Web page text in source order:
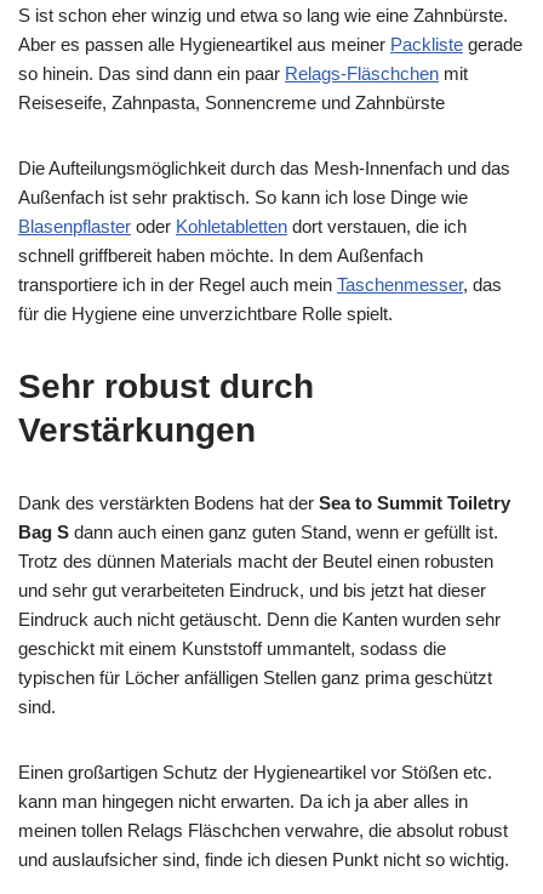
S ist schon eher winzig und etwa so lang wie eine Zahnbürste.
Aber es passen alle Hygieneartikel aus meiner Packliste gerade
so hinein. Das sind dann ein paar Relags-Fläschchen mit
Reiseseife, Zahnpasta, Sonnencreme und Zahnbürste
Die Aufteilungsmöglichkeit durch das Mesh-Innenfach und das
Außenfach ist sehr praktisch. So kann ich lose Dinge wie
Blasenpflaster oder Kohletabletten dort verstauen, die ich
schnell griffbereit haben möchte. In dem Außenfach
transportiere ich in der Regel auch mein Taschenmesser, das
für die Hygiene eine unverzichtbare Rolle spielt.
Sehr robust durch
Verstärkungen
Dank des verstärkten Bodens hat der Sea to Summit Toiletry
Bag S dann auch einen ganz guten Stand, wenn er gefüllt ist.
Trotz des dünnen Materials macht der Beutel einen robusten
und sehr gut verarbeiteten Eindruck, und bis jetzt hat dieser
Eindruck auch nicht getäuscht. Denn die Kanten wurden sehr
geschickt mit einem Kunststoff ummantelt, sodass die
typischen für Löcher anfälligen Stellen ganz prima geschützt
sind.
Einen großartigen Schutz der Hygieneartikel vor Stößen etc.
kann man hingegen nicht erwarten. Da ich ja aber alles in
meinen tollen Relags Fläschchen verwahre, die absolut robust
und auslaufsicher sind, finde ich diesen Punkt nicht so wichtig.